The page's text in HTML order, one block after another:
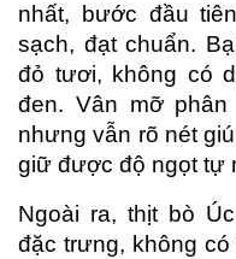
nhất, bước đầu
sạch, đạt chuẩn.
đỏ tươi, không có
đen. Vân mỡ
nhưng vẫn rõ nét
giữ được độ ngọt tự
Ngoài ra, thịt bò
đặc trưng, không